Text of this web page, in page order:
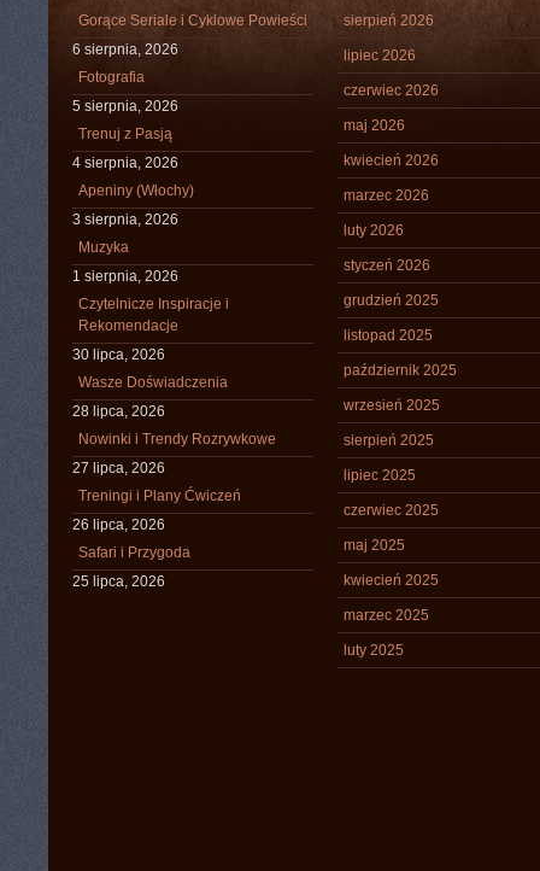
Gorące Seriale i Cyklowe Powieści
6 sierpnia, 2026
Fotografia
5 sierpnia, 2026
Trenuj z Pasją
4 sierpnia, 2026
Apeniny (Włochy)
3 sierpnia, 2026
Muzyka
1 sierpnia, 2026
Czytelnicze Inspiracje i
Rekomendacje
30 lipca, 2026
Wasze Doświadczenia
28 lipca, 2026
Nowinki i Trendy Rozrywkowe
27 lipca, 2026
Treningi i Plany Ćwiczeń
26 lipca, 2026
Safari i Przygoda
25 lipca, 2026
sierpień 2026
lipiec 2026
czerwiec 2026
maj 2026
kwiecień 2026
marzec 2026
luty 2026
styczeń 2026
grudzień 2025
listopad 2025
październik 2025
wrzesień 2025
sierpień 2025
lipiec 2025
czerwiec 2025
maj 2025
kwiecień 2025
marzec 2025
luty 2025